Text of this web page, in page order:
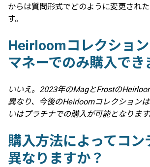
からは質問形式でどのように変更され
す。
Heirloomコレクショ
マネーでのみ購入でき
いいえ。2023年のMagとFrostの
異なり、今後のHeirloomコレクション
いはプラチナでの購入が可能となります
購入方法によってコン
異なりますか？